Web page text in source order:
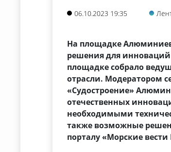
06.10.2023 19:35
На площадке
решения для инноваций
площадке собрало
отрасли. Модератором
«Судостроение»
отечественных
необходимыми
также возможные
порталу «Морские